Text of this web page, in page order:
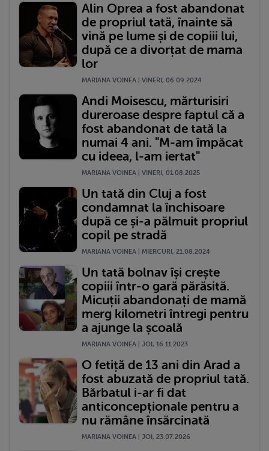
Alin Oprea a fost abandonat
de propriul tată, înainte să
vină pe lume și de copiii lui,
după ce a divorțat de mama
lor
MARIANA VOINEA | VINERI, 06.09.2024
Andi Moisescu, mărturisiri
dureroase despre faptul că a
fost abandonat de tată la
numai 4 ani. "M-am împăcat
cu ideea, l-am iertat"
MARIANA VOINEA | VINERI, 01.08.2025
Un tată din Cluj a fost
condamnat la închisoare
după ce și-a pălmuit propriul
copil pe stradă
MARIANA VOINEA | MIERCURI, 21.08.2024
Un tată bolnav își crește
copiii într-o gară părăsită.
Micuții abandonați de mamă
merg kilometri întregi pentru
a ajunge la școală
MARIANA VOINEA | JOI, 16.11.2023
O fetiță de 13 ani din Arad a
fost abuzată de propriul tată.
Bărbatul i-ar fi dat
anticoncepționale pentru a
nu rămâne însărcinată
MARIANA VOINEA | JOI, 23.07.2026